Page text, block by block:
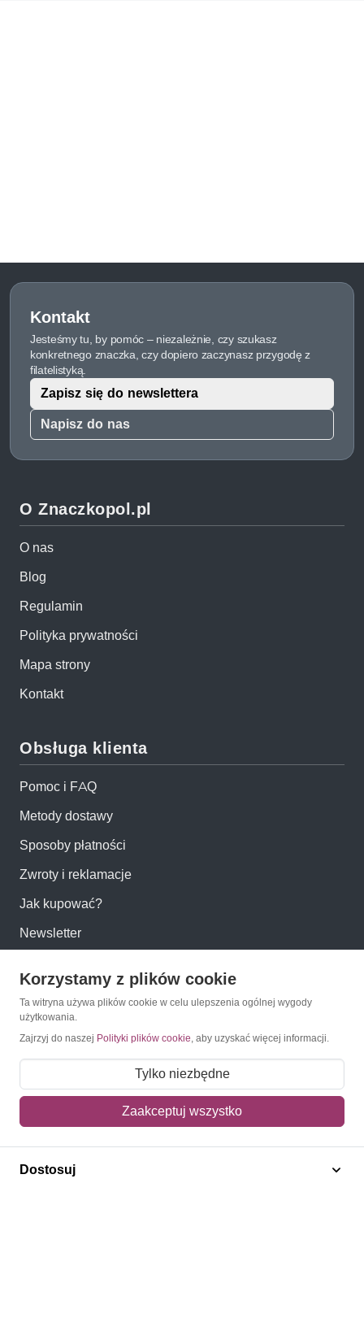
Kontakt
Jesteśmy tu, by pomóc – niezależnie, czy szukasz
konkretnego znaczka, czy dopiero zaczynasz przygodę z
filatelistyką.
Napisz do nas
Zapisz się do newslettera
O Znaczkopol.pl
O nas
Blog
Regulamin
Polityka prywatności
Mapa strony
Kontakt
Obsługa klienta
Pomoc i FAQ
Metody dostawy
Sposoby płatności
Zwroty i reklamacje
Jak kupować?
Newsletter
Konto
Moje konto
Mój koszyk
Polecamy
Korzystamy z plików cookie
Ta witryna używa plików cookie w celu ulepszenia ogólnej wygody
użytkowania.
Zajrzyj do naszej Polityki plików cookie, aby uzyskać więcej informacji.
Tylko niezbędne
Zaakceptuj wszystko
Dostosuj